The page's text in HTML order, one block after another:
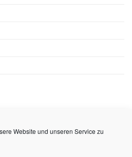
Website und unseren Service zu